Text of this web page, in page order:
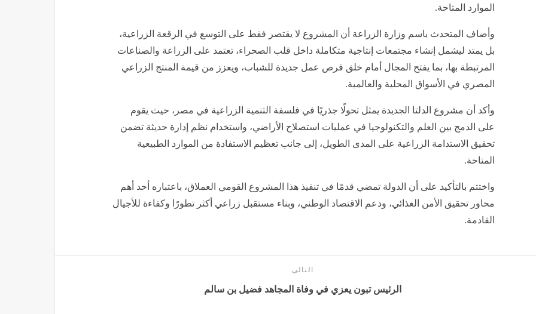
الموارد المتاحة.
وأضاف المتحدث باسم وزارة الزراعة أن المشروع لا يقتصر فقط على التوسع في الرقعة الزراعية،
بل يمتد ليشمل إنشاء مجتمعات إنتاجية متكاملة داخل قلب الصحراء، تعتمد على الزراعة والصناعات
المرتبطة بها، بما يفتح المجال أمام خلق فرص عمل جديدة للشباب، ويعزز من قيمة المنتج الزراعي
المصري في الأسواق المحلية والعالمية.
وأكد أن مشروع الدلتا الجديدة يمثل تحولًا جذريًا في فلسفة التنمية الزراعية في مصر، حيث يقوم
على الدمج بين العلم والتكنولوجيا في عمليات استصلاح الأراضي، واستخدام نظم إدارة حديثة تضمن
تحقيق الاستدامة الزراعية على المدى الطويل، إلى جانب تعظيم الاستفادة من الموارد الطبيعية
المتاحة.
واختتم بالتأكيد على أن الدولة تمضي قدمًا في تنفيذ هذا المشروع القومي العملاق، باعتباره أحد أهم
محاور تحقيق الأمن الغذائي، ودعم الاقتصاد الوطني، وبناء مستقبل زراعي أكثر تطورًا وكفاءة للأجيال
القادمة.
التالى
الرئيس تبون يعزي في وفاة المجاهد فضيل بن سالم